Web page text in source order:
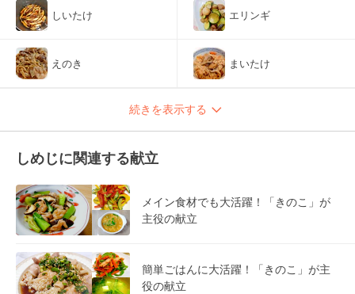
しいたけ エリンギ
えのき まいたけ
続きを表示する
しめじに関連する献立
メイン食材でも大活躍！「きのこ」が
主役の献立
簡単ごはんに大活躍！「きのこ」が主
役の献立